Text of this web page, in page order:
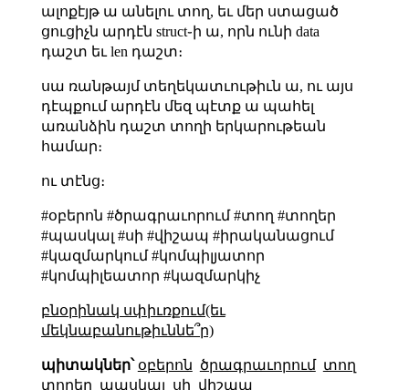
ալոքէյթ ա անելու տող, եւ մեր ստացած
ցուցիչն արդէն struct֊ի ա, որն ունի data
դաշտ եւ len դաշտ։
սա ռանթայմ տեղեկատւութիւն ա, ու այս
դէպքում արդէն մեզ պէտք ա պահել
առանձին դաշտ տողի երկարութեան
համար։
ու տէնց։
#օբերոն #ծրագրաւորում #տող #տողեր
#պասկալ #սի #վիշապ #իրականացում
#կազմարկում #կոմպիլյատոր
#կոմպիլեատոր #կազմարկիչ
բնօրինակ սփիւռքում(եւ
մեկնաբանութիւննե՞ր)
պիտակներ՝ օբերոն ծրագրաւորում տող
տողեր պասկալ սի վիշապ